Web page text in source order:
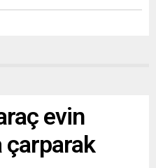
evin
çarparak